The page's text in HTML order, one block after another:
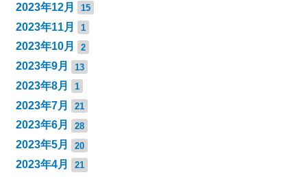
2023年12月 15
2023年11月 1
2023年10月 2
2023年9月 13
2023年8月 1
2023年7月 21
2023年6月 28
2023年5月 20
2023年4月 21